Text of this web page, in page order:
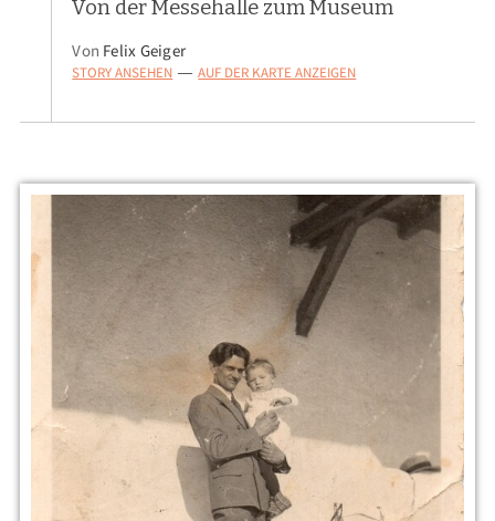
Von der Messehalle zum Museum
Von Felix Geiger
STORY ANSEHEN — AUF DER KARTE ANZEIGEN